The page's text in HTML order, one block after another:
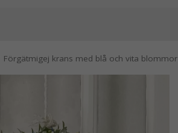
Förgätmigej krans med blå och vita blommor